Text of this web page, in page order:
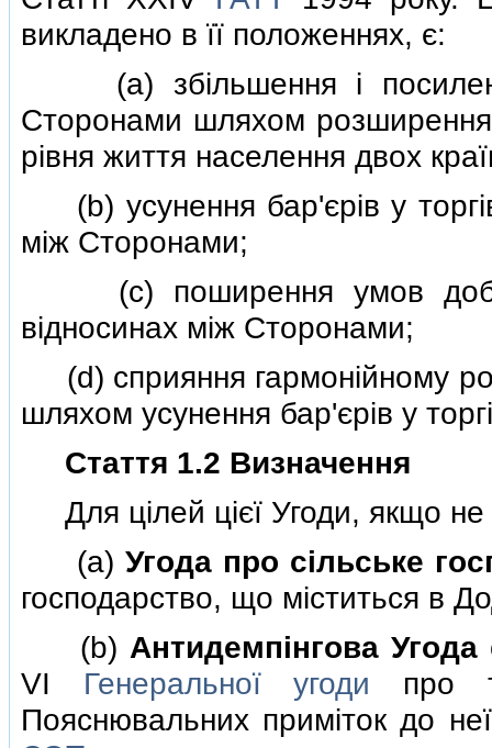
викладено в її положеннях, є:
(a) збiльшення i
Сторонами шляхом
рiвня життя населення двох
(b) усунення бар'єрiв у
мiж Сторонами;
(c) поширення умов
вiдносинах мiж Сторонами;
(d) сприяння гармонiйному
шляхом усунення бар'єрiв у
Стаття 1.2 Визначення
Для цiлей цiєї Угоди, якщо
(a) Угода про сiльське
господарство, що мiститься в
(b) Антидемпiнгова Угода
VI Генеральної угоди про
Пояснювальних примiток до